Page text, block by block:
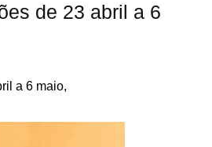
de 23 abril a 6
a 6 maio,